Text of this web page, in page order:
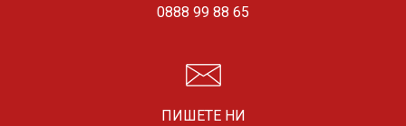
0888 99 88 65
ПИШЕТЕ НИ